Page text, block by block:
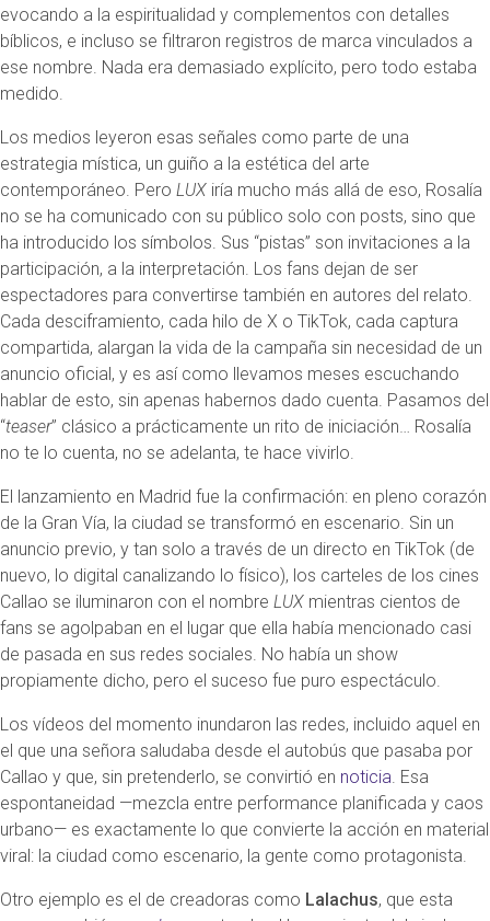
evocando a la espiritualidad y complementos con detalles
bíblicos, e incluso se filtraron registros de marca vinculados a
ese nombre. Nada era demasiado explícito, pero todo estaba
medido.
Los medios leyeron esas señales como parte de una
estrategia mística, un guiño a la estética del arte
contemporáneo. Pero LUX iría mucho más allá de eso, Rosalía
no se ha comunicado con su público solo con posts, sino que
ha introducido los símbolos. Sus “pistas” son invitaciones a la
participación, a la interpretación. Los fans dejan de ser
espectadores para convertirse también en autores del relato.
Cada desciframiento, cada hilo de X o TikTok, cada captura
compartida, alargan la vida de la campaña sin necesidad de un
anuncio oficial, y es así como llevamos meses escuchando
hablar de esto, sin apenas habernos dado cuenta. Pasamos del
“teaser” clásico a prácticamente un rito de iniciación… Rosalía
no te lo cuenta, no se adelanta, te hace vivirlo.
El lanzamiento en Madrid fue la confirmación: en pleno corazón
de la Gran Vía, la ciudad se transformó en escenario. Sin un
anuncio previo, y tan solo a través de un directo en TikTok (de
nuevo, lo digital canalizando lo físico), los carteles de los cines
Callao se iluminaron con el nombre LUX mientras cientos de
fans se agolpaban en el lugar que ella había mencionado casi
de pasada en sus redes sociales. No había un show
propiamente dicho, pero el suceso fue puro espectáculo.
Los vídeos del momento inundaron las redes, incluido aquel en
el que una señora saludaba desde el autobús que pasaba por
Callao y que, sin pretenderlo, se convirtió en noticia . Esa
espontaneidad —mezcla entre performance planificada y caos
urbano— es exactamente lo que convierte la acción en material
viral: la ciudad como escenario, la gente como protagonista.
Otro ejemplo es el de creadoras como Lalachus, que esta